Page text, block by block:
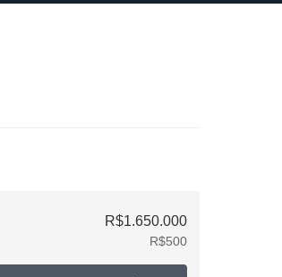
R$1.650.000
R$500